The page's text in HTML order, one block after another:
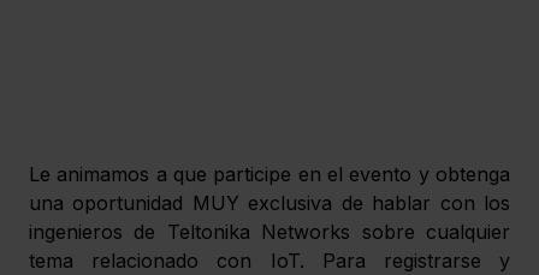
Le animamos a que participe en el evento y obtenga
una oportunidad MUY exclusiva de hablar con los
ingenieros de Teltonika Networks sobre cualquier
tema relacionado con IoT. Para registrarse y